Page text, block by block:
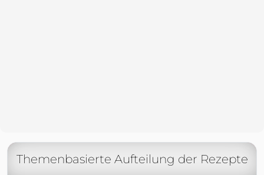
Themenbasierte Aufteilung der Rezepte